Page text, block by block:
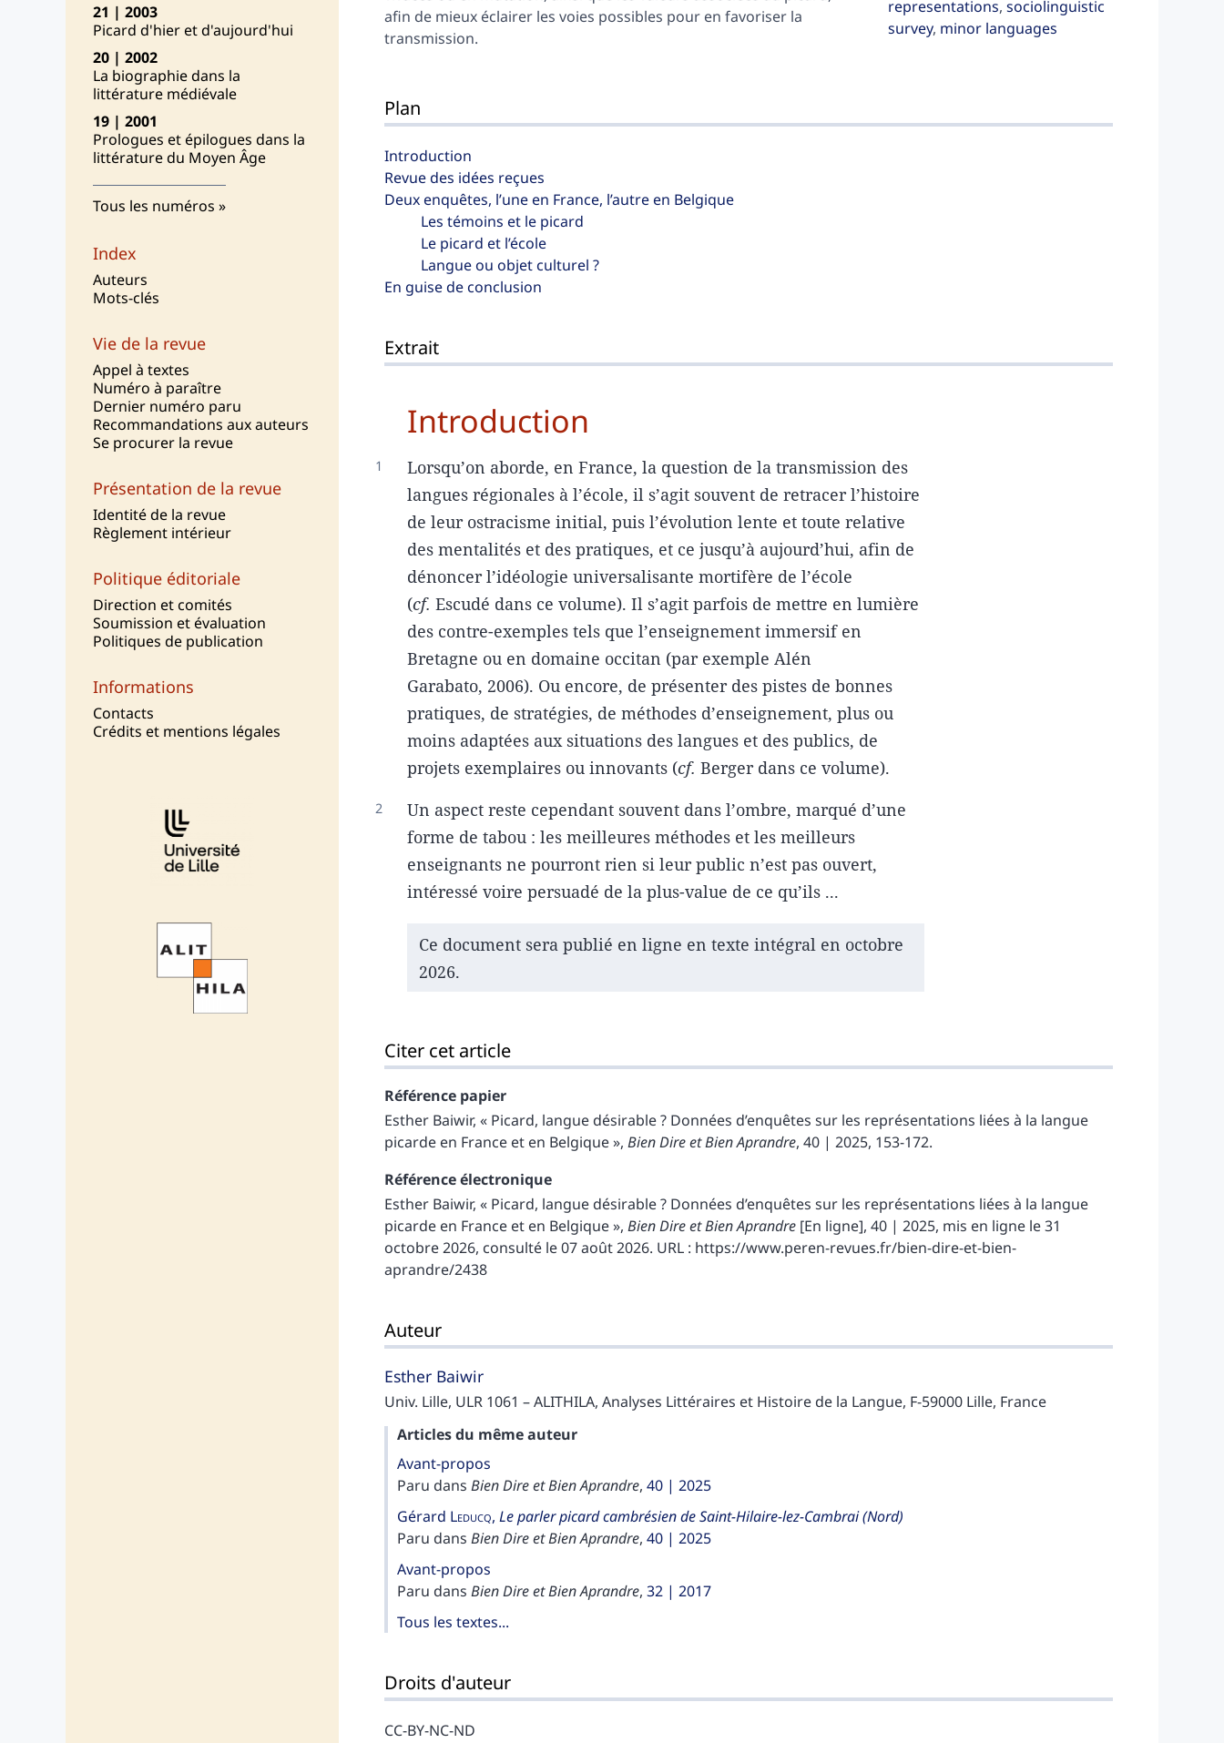
21 | 2003
Picard d'hier et d'aujourd'hui
20 | 2002
La biographie dans la
littérature médiévale
19 | 2001
Prologues et épilogues dans la
littérature du Moyen Âge
Tous les numéros
Index
Auteurs
Mots-clés
Vie de la revue
Appel à textes
Numéro à paraître
Dernier numéro paru
Recommandations aux auteurs
Se procurer la revue
Présentation de la revue
Identité de la revue
Règlement intérieur
Politique éditoriale
Direction et comités
Soumission et évaluation
Politiques de publication
Informations
Contacts
Crédits et mentions légales
afin de mieux éclairer les voies possibles pour en favoriser la
transmission.
representations,sociolinguistic
survey, minor languages
Plan
Introduction
Revue des idées reçues
Deux enquêtes, l’une en France, l’autre en Belgique
Les témoins et le picard
Le picard et l’école
Langue ou objet culturel ?
En guise de conclusion
Extrait
Introduction
Lorsqu’on aborde, en France, la question de la transmission des
langues régionales à l’école, il s’agit souvent de retracer l’histoire
de leur ostracisme initial, puis l’évolution lente et toute relative
des mentalités et des pratiques, et ce jusqu’à aujourd’hui, afin de
dénoncer l’idéologie universalisante mortifère de l’école
(cf. Escudé dans ce volume). Il s’agit parfois de mettre en lumière
des contre-exemples tels que l’enseignement immersif en
Bretagne ou en domaine occitan (par exemple Alén
Garabato, 2006). Ou encore, de présenter des pistes de bonnes
pratiques, de stratégies, de méthodes d’enseignement, plus ou
moins adaptées aux situations des langues et des publics, de
projets exemplaires ou innovants (cf. Berger dans ce volume).
Un aspect reste cependant souvent dans l’ombre, marqué d’une
forme de tabou : les meilleures méthodes et les meilleurs
enseignants ne pourront rien si leur public n’est pas ouvert,
intéressé voire persuadé de la plus-value de ce qu’ils ...
Ce document sera publié en ligne en texte intégral en octobre
2026.
Citer cet article
Référence papier
Esther Baiwir, « Picard, langue désirable ? Données d’enquêtes sur les représentations liées à la langue
picarde en France et en Belgique », Bien Dire et Bien Aprandre, 40 | 2025, 153-172.
Référence électronique
Esther Baiwir, « Picard, langue désirable ? Données d’enquêtes sur les représentations liées à la langue
picarde en France et en Belgique », Bien Dire et Bien Aprandre [En ligne], 40 | 2025, mis en ligne le 31
octobre 2026, consulté le 07 août 2026. URL : https://www.peren-revues.fr/bien-dire-et-bien-
aprandre/2438
Auteur
Esther Baiwir
Univ. Lille, ULR 1061 – ALITHILA, Analyses Littéraires et Histoire de la Langue, F-59000 Lille, France
Articles du même auteur
Avant-propos
Paru dans Bien Dire et Bien Aprandre, 40 | 2025
Gérard Leducq, Le parler picard cambrésien de Saint-Hilaire-lez-Cambrai (Nord)
Paru dans Bien Dire et Bien Aprandre, 40 | 2025
Avant-propos
Paru dans Bien Dire et Bien Aprandre, 32 | 2017
Tous les textes...
Droits d'auteur
CC-BY-NC-ND